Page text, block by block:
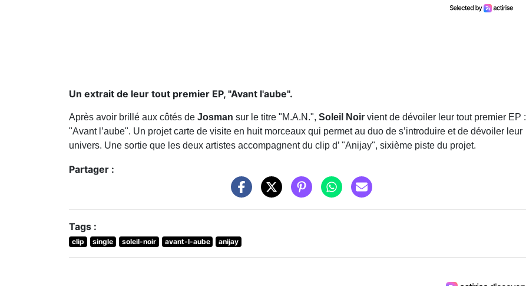
Un extrait de leur tout premier EP, "Avant l'aube".
Après avoir brillé aux côtés de Josman sur le titre "M.A.N.", Soleil Noir vient de dévoiler leur tout premier EP :
"Avant l’aube". Un projet carte de visite en huit morceaux qui permet au duo de s’introduire et de dévoiler leur
univers. Une sortie que les deux artistes accompagnent du clip d’ "Anijay", sixième piste du projet.
Partager :
Tags :
clip single soleil-noir avant-l-aube anijay